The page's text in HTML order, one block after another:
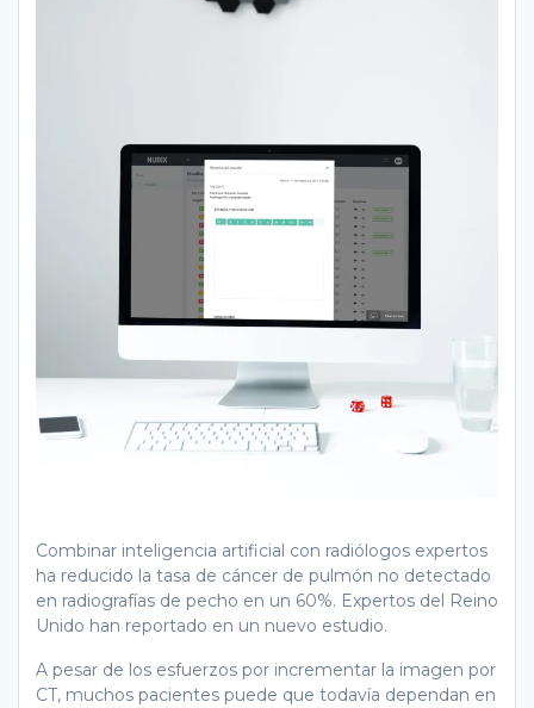
Combinar inteligencia artificial con radiólogos expertos
ha reducido la tasa de cáncer de pulmón no detectado
en radiografías de pecho en un 60%. Expertos del Reino
Unido han reportado en un nuevo estudio.
A pesar de los esfuerzos por incrementar la imagen por
CT, muchos pacientes puede que todavía dependan en